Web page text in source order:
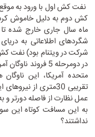
نفت کش اول با ورود به
کش دوم به دلیل خاموش
ماه سال جاری خارج شده تا
شگردهای اطلاعاتی به
شرکت در ویتنام بود) نفت
در دومرحله 5
متحده آمریکا، این
تقریبی 30متری از
عمل نظارت از فاصله دورتر و
به این مسافت کوتاه این
نداشتند؟